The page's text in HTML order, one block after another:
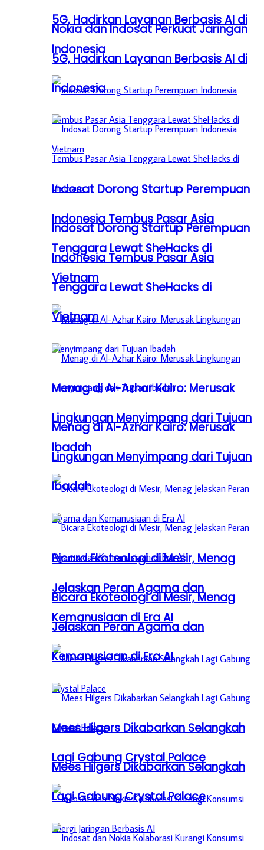
5G, Hadirkan Layanan Berbasis AI di
Indonesia
Indosat Dorong Startup Perempuan
Indonesia Tembus Pasar Asia
Tenggara Lewat SheHacks di
Vietnam
Menag di Al-Azhar Kairo: Merusak
Lingkungan Menyimpang dari Tujuan
Ibadah
Bicara Ekoteologi di Mesir, Menag
Jelaskan Peran Agama dan
Kemanusiaan di Era AI
Mees Hilgers Dikabarkan Selangkah
Lagi Gabung Crystal Palace
Nokia dan Indosat Perkuat Jaringan
5G, Hadirkan Layanan Berbasis AI di
Indonesia
Indosat Dorong Startup Perempuan
Indonesia Tembus Pasar Asia
Tenggara Lewat SheHacks di
Vietnam
Menag di Al-Azhar Kairo: Merusak
Lingkungan Menyimpang dari Tujuan
Ibadah
Bicara Ekoteologi di Mesir, Menag
Jelaskan Peran Agama dan
Kemanusiaan di Era AI
Mees Hilgers Dikabarkan Selangkah
Lagi Gabung Crystal Palace